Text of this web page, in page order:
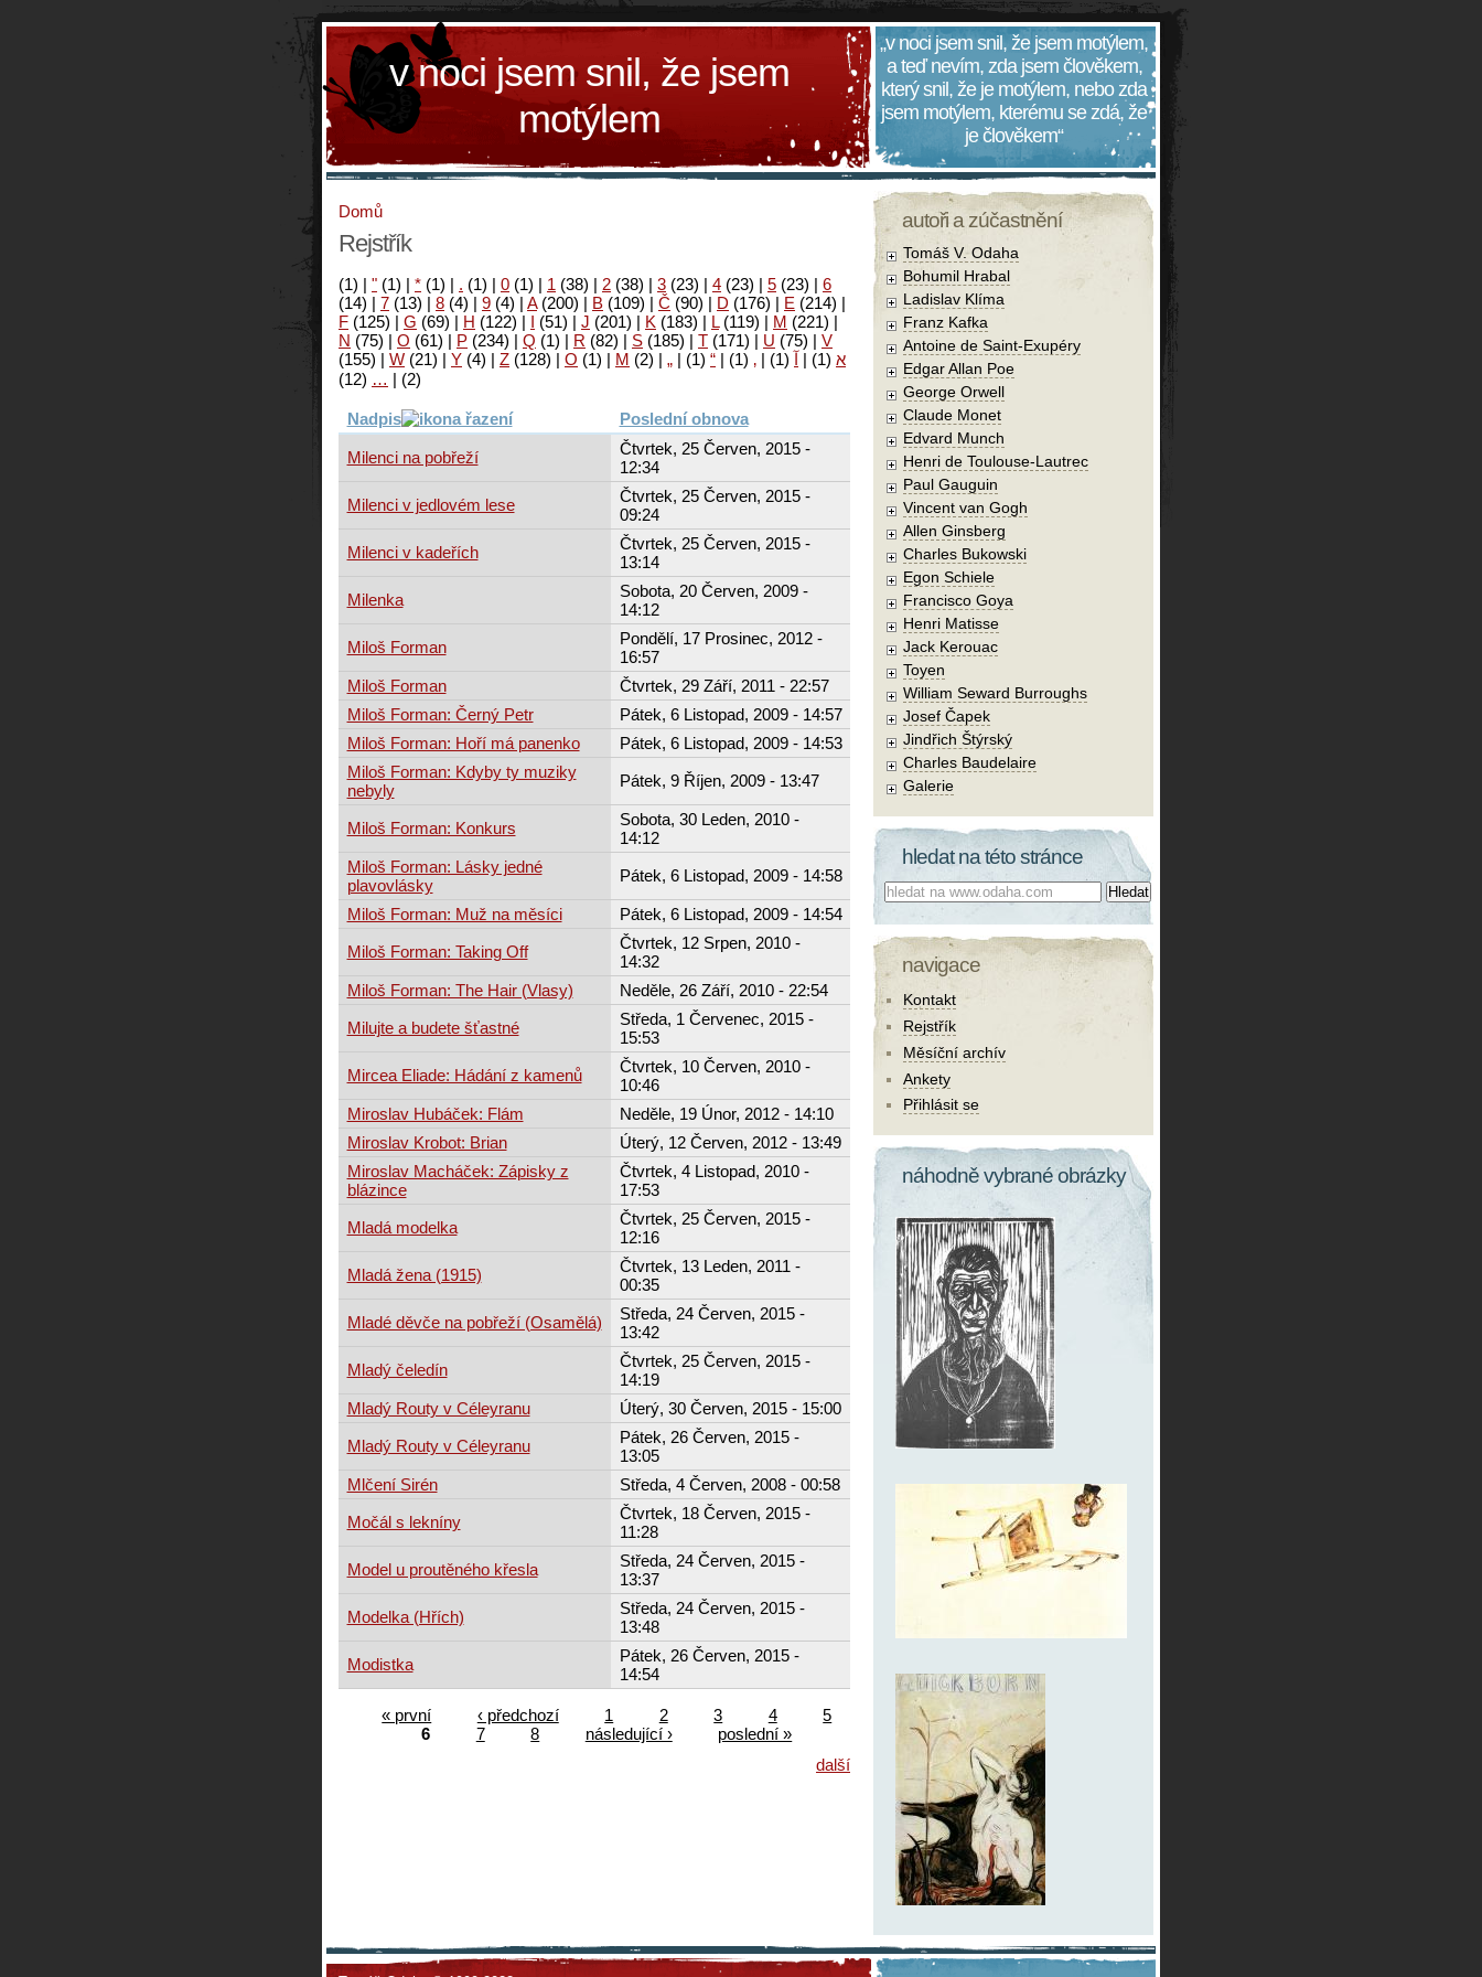
v noci jsem snil, že jsem
motýlem
„v noci jsem snil, že jsem motýlem,
a teď nevím, zda jsem člověkem,
který snil, že je motýlem, nebo zda
jsem motýlem, kterému se zdá, že
je člověkem“
Domů
Rejstřík
(1) | " (1) | * (1) | . (1) | 0 (1) | 1 (38) | 2 (38) | 3 (23) | 4 (23) | 5 (23) | 6
(14) | 7 (13) | 8 (4) | 9 (4) | A(200) | B (109) | Č (90) | D (176) | E (214) |
F (125) | G (69) | H (122) | I (51) | J (201) | K (183) | L(119) | M (221) |
N (75) | O (61) | P (234) | Q (1) | R (82) | S (185) | T (171) | U (75) | V
(155) | W (21) | Y (4) | Z (128) | Ο (1) | М (2) | א (1)
| آ (1)
|
‚
(1)
|
“
(1)
|
„
(2)
|
…
(12)
Nadpis Poslední obnova
Milenci na pobřeží
Čtvrtek, 25 Červen, 2015 -
12:34
Milenci v jedlovém lese
Čtvrtek, 25 Červen, 2015 -
09:24
Milenci v kadeřích
Čtvrtek, 25 Červen, 2015 -
13:14
Milenka
Sobota, 20 Červen, 2009 -
14:12
Miloš Forman
Pondělí, 17 Prosinec, 2012 -
16:57
Miloš Forman
Čtvrtek, 29 Září, 2011 - 22:57
Miloš Forman: Černý Petr
Pátek, 6 Listopad, 2009 - 14:57
Miloš Forman: Hoří má panenko
Pátek, 6 Listopad, 2009 - 14:53
Miloš Forman: Kdyby ty muziky
nebyly
Pátek, 9 Říjen, 2009 - 13:47
Miloš Forman: Konkurs
Sobota, 30 Leden, 2010 -
14:12
Miloš Forman: Lásky jedné
plavovlásky
Pátek, 6 Listopad, 2009 - 14:58
Miloš Forman: Muž na měsíci
Pátek, 6 Listopad, 2009 - 14:54
Miloš Forman: Taking Off
Čtvrtek, 12 Srpen, 2010 -
14:32
Miloš Forman: The Hair (Vlasy)
Neděle, 26 Září, 2010 - 22:54
Milujte a budete šťastné
Středa, 1 Červenec, 2015 -
15:53
Mircea Eliade: Hádání z kamenů
Čtvrtek, 10 Červen, 2010 -
10:46
Miroslav Hubáček: Flám
Neděle, 19 Únor, 2012 - 14:10
Miroslav Krobot: Brian
Úterý, 12 Červen, 2012 - 13:49
Miroslav Macháček: Zápisky z
blázince
Čtvrtek, 4 Listopad, 2010 -
17:53
Mladá modelka
Čtvrtek, 25 Červen, 2015 -
12:16
Mladá žena (1915)
Čtvrtek, 13 Leden, 2011 -
00:35
Mladé děvče na pobřeží (Osamělá)
Středa, 24 Červen, 2015 -
13:42
Mladý čeledín
Čtvrtek, 25 Červen, 2015 -
14:19
Mladý Routy v Céleyranu
Úterý, 30 Červen, 2015 - 15:00
Mladý Routy v Céleyranu
Pátek, 26 Červen, 2015 -
13:05
Mlčení Sirén
Středa, 4 Červen, 2008 - 00:58
Močál s lekníny
Čtvrtek, 18 Červen, 2015 -
11:28
Model u proutěného křesla
Středa, 24 Červen, 2015 -
13:37
Modelka (Hřích)
Středa, 24 Červen, 2015 -
13:48
Modistka
Pátek, 26 Červen, 2015 -
14:54
« první ‹ předchozí 1 2 3 4
5
6
7 8 následující ›
poslední »
další
autoři a zúčastnění
Tomáš V. Odaha
Bohumil Hrabal
Ladislav Klíma
Franz Kafka
Antoine de Saint-Exupéry
Edgar Allan Poe
George Orwell
Claude Monet
Edvard Munch
Henri de Toulouse-Lautrec
Paul Gauguin
Vincent van Gogh
Allen Ginsberg
Charles Bukowski
Egon Schiele
Francisco Goya
Henri Matisse
Jack Kerouac
Toyen
William Seward Burroughs
Josef Čapek
Jindřich Štýrský
Charles Baudelaire
Galerie
hledat na této stránce
Co hledat:
navigace
Kontakt
Rejstřík
Měsíční archív
Ankety
Přihlásit se
náhodně vybrané obrázky